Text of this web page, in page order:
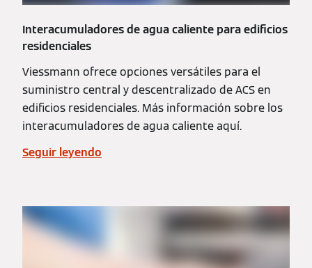
Interacumuladores de agua caliente para edificios
residenciales
Viessmann ofrece opciones versátiles para el
suministro central y descentralizado de ACS en
edificios residenciales. Más información sobre los
interacumuladores de agua caliente aquí.
Seguir leyendo